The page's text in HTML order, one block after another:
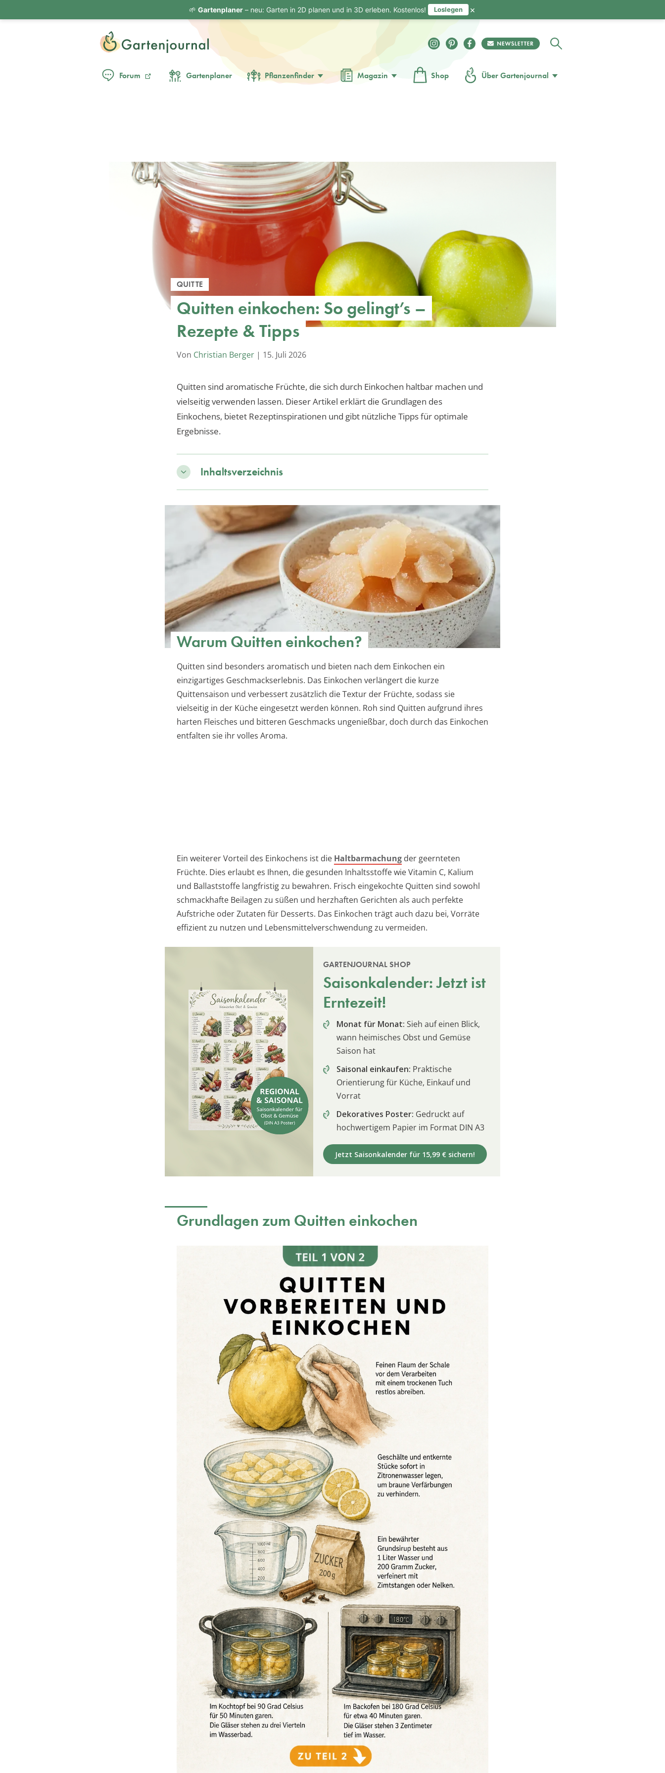
Forum Gartenplaner Pflanzenfinder Magazin Shop Über Gartenjournal
QUITTE
Quitten einkochen: So gelingt’s –
Rezepte & Tipps
Von Christian Berger | 15. Juli 2026
Quitten sind aromatische Früchte, die sich durch Einkochen haltbar machen und
vielseitig verwenden lassen. Dieser Artikel erklärt die Grundlagen des
Einkochens, bietet Rezeptinspirationen und gibt nützliche Tipps für optimale
Ergebnisse.
Inhaltsverzeichnis
Warum Quitten einkochen?
Quitten sind besonders aromatisch und bieten nach dem Einkochen ein
einzigartiges Geschmackserlebnis. Das Einkochen verlängert die kurze
Quittensaison und verbessert zusätzlich die Textur der Früchte, sodass sie
vielseitig in der Küche eingesetzt werden können. Roh sind Quitten aufgrund ihres
harten Fleisches und bitteren Geschmacks ungenießbar, doch durch das Einkochen
entfalten sie ihr volles Aroma.
Ein weiterer Vorteil des Einkochens ist die Haltbarmachung der geernteten
Früchte. Dies erlaubt es Ihnen, die gesunden Inhaltsstoffe wie Vitamin C, Kalium
und Ballaststoffe langfristig zu bewahren. Frisch eingekochte Quitten sind sowohl
schmackhafte Beilagen zu süßen und herzhaften Gerichten als auch perfekte
Aufstriche oder Zutaten für Desserts. Das Einkochen trägt auch dazu bei, Vorräte
effizient zu nutzen und Lebensmittelverschwendung zu vermeiden.
GARTENJOURNAL SHOP
Saisonkalender: Jetzt ist
Erntezeit!
Monat für Monat: Sieh auf einen Blick,
wann heimisches Obst und Gemüse
Saison hat
Saisonal einkaufen: Praktische
Orientierung für Küche, Einkauf und
Vorrat
Dekoratives Poster: Gedruckt auf
hochwertigem Papier im Format DIN A3
Jetzt Saisonkalender für 15,99 € sichern!
Grundlagen zum Quitten einkochen
🌱 Gartenplaner– neu: Garten in 2D planen und in 3D erleben. Kostenlos! Loslegen ×